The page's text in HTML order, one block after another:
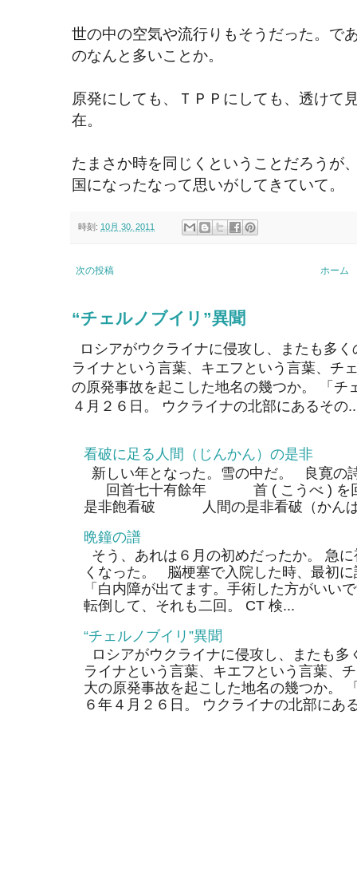
世の中の空気や流行りもそうだった。で
のなんと多いことか。
原発にしても、ＴＰＰにしても、透けて
在。
たまさか時を同じくということだろうが
国になったなって思いがしてきていて。
時刻: 10月 30, 2011
次の投稿 ホーム
“チェルノブイリ”異聞
ロシアがウクライナに侵攻し、またも多
ライナという言葉、キエフという言葉、チ
の原発事故を起こした地名の幾つか。 「チ
４月２６日。 ウクライナの北部にあるその
看破に足る人間（じんかん）の是非
新しい年となった。雪の中だ。 良寛の
回首七十有餘年 首 ( こうべ ) を回
是非飽看破 人間の是非看破（かん
晩鐘の譜
そう、あれは６月の初めだったか。 急
くなった。 脳梗塞で入院した時、最初
「白内障が出てます。手術した方がい
転倒して、それも二回。 CT 検...
“チェルノブイリ”異聞
ロシアがウクライナに侵攻し、またも
ライナという言葉、キエフという言葉、
大の原発事故を起こした地名の幾つか。
６年４月２６日。 ウクライナの北部にあ